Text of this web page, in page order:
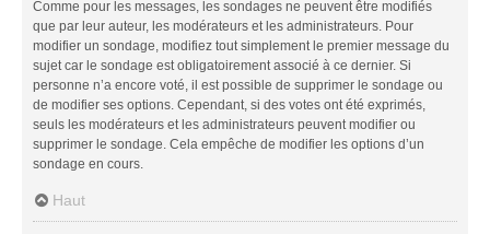
Comme pour les messages, les sondages ne peuvent être modifiés
que par leur auteur, les modérateurs et les administrateurs. Pour
modifier un sondage, modifiez tout simplement le premier message du
sujet car le sondage est obligatoirement associé à ce dernier. Si
personne n’a encore voté, il est possible de supprimer le sondage ou
de modifier ses options. Cependant, si des votes ont été exprimés,
seuls les modérateurs et les administrateurs peuvent modifier ou
supprimer le sondage. Cela empêche de modifier les options d’un
sondage en cours.
Haut